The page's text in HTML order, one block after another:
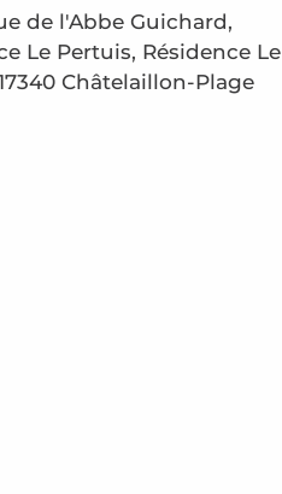
de l'Abbe Guichard,
Le Pertuis, Résidence Le
Châtelaillon-Plage